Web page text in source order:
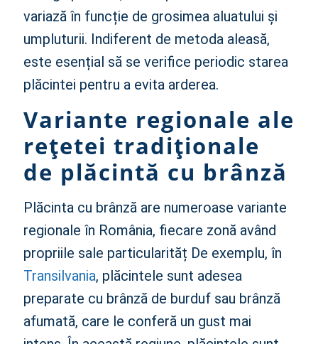
variază în funcție de grosimea aluatului și
umpluturii. Indiferent de metoda aleasă,
este esențial să se verifice periodic starea
plăcintei pentru a evita arderea.
Variante regionale ale
rețetei tradiționale
de plăcintă cu brânză
Plăcinta cu brânză are numeroase variante
regionale în România, fiecare zonă având
propriile sale particularităț De exemplu, în
Transilvania, plăcintele sunt adesea
preparate cu brânză de burduf sau brânză
afumată, care le conferă un gust mai